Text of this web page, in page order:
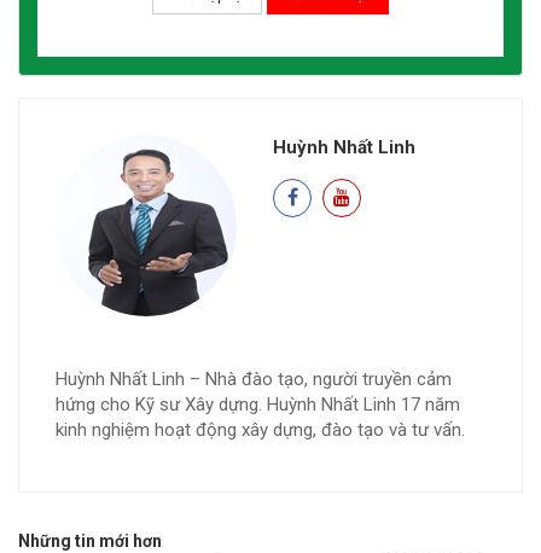
Huỳnh Nhất Linh
Huỳnh Nhất Linh – Nhà đào tạo, người truyền cảm
hứng cho Kỹ sư Xây dựng. Huỳnh Nhất Linh 17 năm
kinh nghiệm hoạt động xây dựng, đào tạo và tư vấn.
Những tin mới hơn